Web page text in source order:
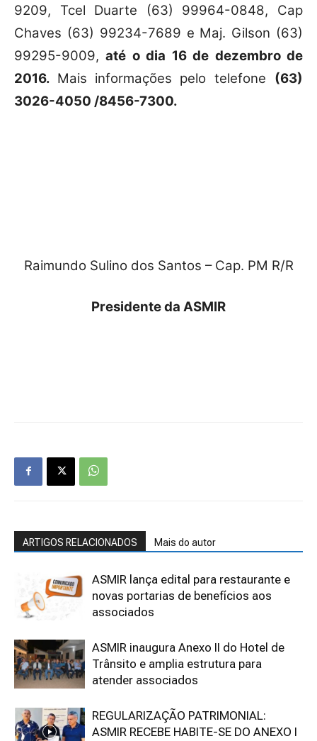
9209, Tcel Duarte (63) 99964-0848, Cap
Chaves (63) 99234-7689 e Maj. Gilson (63)
99295-9009,até o dia 16 de dezembro de
2016. Mais informações pelo telefone (63)
3026-4050 /8456-7300.
Raimundo Sulino dos Santos – Cap. PM R/R
Presidente da ASMIR
ARTIGOS RELACIONADOS Mais do autor
ASMIR lança edital para restaurante e
novas portarias de benefícios aos
associados
ASMIR inaugura Anexo II do Hotel de
Trânsito e amplia estrutura para
atender associados
REGULARIZAÇÃO PATRIMONIAL:
ASMIR RECEBE HABITE-SE DO ANEXO I